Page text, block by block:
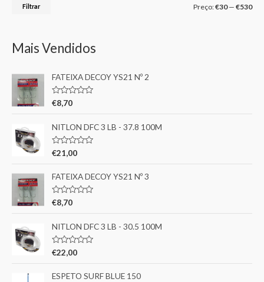
Filtrar Preço:€30— €530
Mais Vendidos
FATEIXA DECOY YS21 Nº 2
A
l
i
a
ã
d
e
5
€8,70
NITLON DFC 3 LB - 37.8 100M
A
l
i
a
ã
d
e
5
€21,00
FATEIXA DECOY YS21 Nº 3
A
l
i
a
ã
d
€8,70
NITLON DFC 3 LB - 30.5 100M
A
l
€22,00
ESPETO SURF BLUE 150